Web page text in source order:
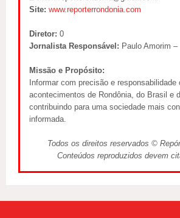
Site: www.reporterrondonia.com
Diretor: 0
Jornalista Responsável: Paulo Amorim
Missão e Propósito:
Informar com precisão e responsabilidade
acontecimentos de Rondônia, do Brasil e
contribuindo para uma sociedade mais
informada.
Todos os direitos reservados ©
Conteúdos reproduzidos devem